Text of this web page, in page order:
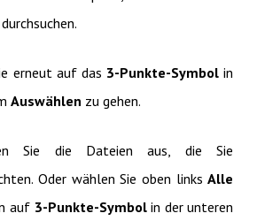
erneut auf das 3-Punkte-Symbolin
Auswählen zu gehen.
Sie die Dateien aus, die Sie
Oder wählen Sie oben linksAlle
auf 3-Punkte-Symbolin der unteren